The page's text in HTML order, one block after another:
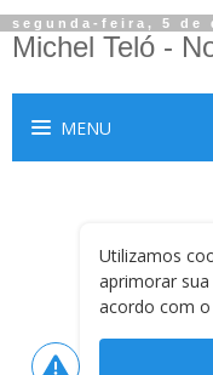
segunda-feira, 5 de
Michel Teló -